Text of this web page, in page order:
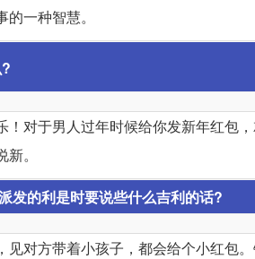
一种智慧。
！对于男人过年时候给你发新年红包
。
发的利是时要说些什么吉利的话?
对方带着小孩子，都会给个小红包